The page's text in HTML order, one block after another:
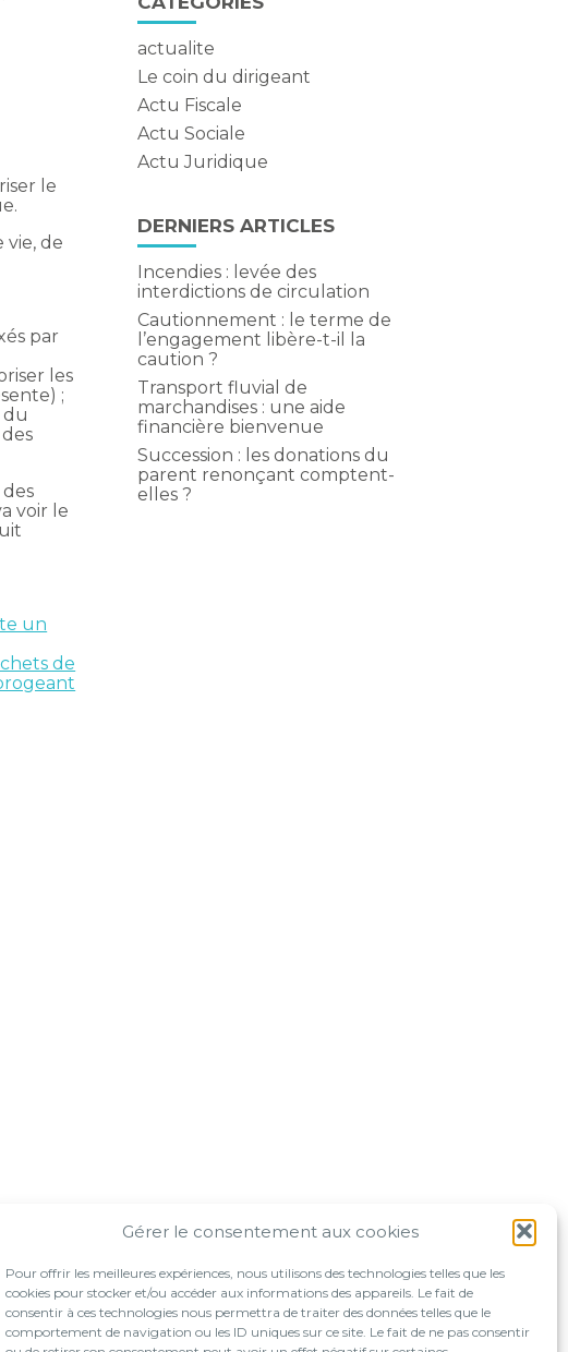
Gérer le consentement aux cookies
Pour offrir les meilleures expériences, nous utilisons des technologies telles que les
cookies pour stocker et/ou accéder aux informations des appareils. Le fait de
consentir à ces technologies nous permettra de traiter des données telles que le
comportement de navigation ou les ID uniques sur ce site. Le fait de ne pas consentir
le
de
par
les
;
du
voir le
un
de
actualite
Le coin du dirigeant
Actu Fiscale
Actu Sociale
Actu Juridique
DERNIERS ARTICLES
Incendies : levée des
interdictions de circulation
Cautionnement : le terme de
l’engagement libère-t-il la
caution ?
Transport fluvial de
marchandises : une aide
financière bienvenue
Succession : les donations du
parent renonçant comptent-
elles ?